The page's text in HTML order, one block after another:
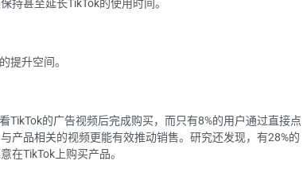
持甚至延长TikTok的使用时间。
提升空间。
TikTok的广告视频后完成购买，而只有8%的用户通过直接点
产品相关的视频更能有效推动销售。研究还发现，有28%的
在TikTok上购买产品。